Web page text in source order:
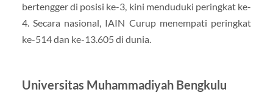
bertengger di posisi ke-3, kini menduduki peringkat ke-
4. Secara nasional, IAIN Curup menempati peringkat
ke-514 dan ke-13.605 di dunia.
Universitas Muhammadiyah Bengkulu